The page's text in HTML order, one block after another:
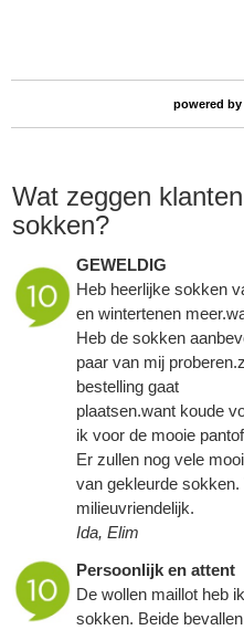
powered by
Wat zeggen
sokken?
GEWELDIG
Heb heerlijke sokken
en wintertenen
Heb de sokken
paar van mij
bestelling gaat
plaatsen.want koude
ik voor de mooie
Er zullen nog vele
van gekleurde sokken.
milieuvriendelijk.
Ida, Elim
Persoonlijk en attent
De wollen maillot heb
sokken. Beide